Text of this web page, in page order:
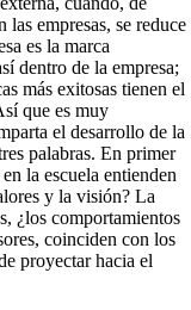
empresas, se reduce
es la marca
dentro de la empresa;
más exitosas tienen el
que es muy
el desarrollo de la
palabras. En primer
la escuela entienden
y la visión? La
¿los comportamientos
coinciden con los
proyectar hacia el